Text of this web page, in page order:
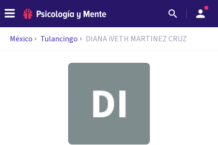
México Tulancingo DIANA iVETH MARTINEZ CRUZ